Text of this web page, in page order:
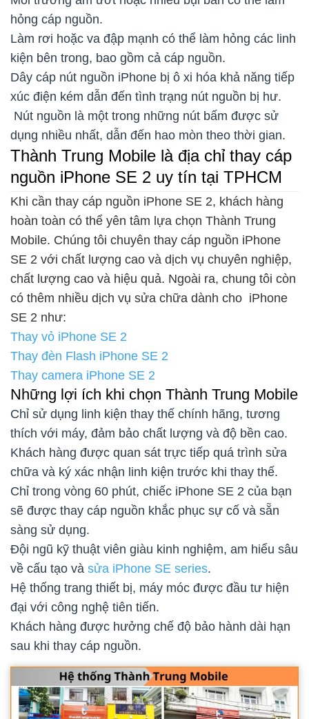
hỏng cáp nguồn.
Làm rơi hoặc va đập mạnh có thể làm hỏng các linh
kiện bên trong, bao gồm cả cáp nguồn.
Dây cáp nút nguồn iPhone bị ô xi hóa khả năng tiếp
xúc điện kém dẫn đến tình trạng nút nguồn bị hư.
Nút nguồn là một trong những nút bấm được sử
dụng nhiều nhất, dẫn đến hao mòn theo thời gian.
Thành Trung Mobile là địa chỉ thay cáp
nguồn iPhone SE 2 uy tín tại TPHCM
Khi cần thay cáp nguồn iPhone SE 2, khách hàng
hoàn toàn có thể yên tâm lựa chọn Thành Trung
Mobile. Chúng tôi chuyên thay cáp nguồn iPhone
SE 2 với chất lượng cao và dịch vụ chuyên nghiệp,
chất lượng cao và hiệu quả. Ngoài ra, chung tôi còn
có thêm nhiều dịch vụ sửa chữa dành cho iPhone
SE 2 như:
Thay vỏ iPhone SE 2
Thay đèn Flash iPhone SE 2
Thay camera iPhone SE 2
Những lợi ích khi chọn Thành Trung Mobile
Chỉ sử dụng linh kiện thay thế chính hãng, tương
thích với máy, đảm bảo chất lượng và độ bền cao.
Khách hàng được quan sát trực tiếp quá trình sửa
chữa và ký xác nhận linh kiện trước khi thay thế.
Chỉ trong vòng 60 phút, chiếc iPhone SE 2 của bạn
sẽ được thay cáp nguồn khắc phục sự cố và sẵn
sàng sử dụng.
Đội ngũ kỹ thuật viên giàu kinh nghiệm, am hiểu sâu
về cấu tạo và sửa iPhone SE series.
Hệ thống trang thiết bị, máy móc được đầu tư hiện
đại với công nghệ tiên tiến.
Khách hàng được hưởng chế độ bảo hành dài hạn
sau khi thay cáp nguồn.